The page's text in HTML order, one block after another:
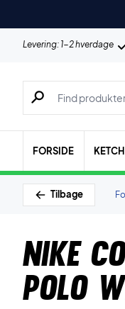
Levering: 1-2 hverdage
Søg efter
FORSIDE
Tilbage
Nike
Polo